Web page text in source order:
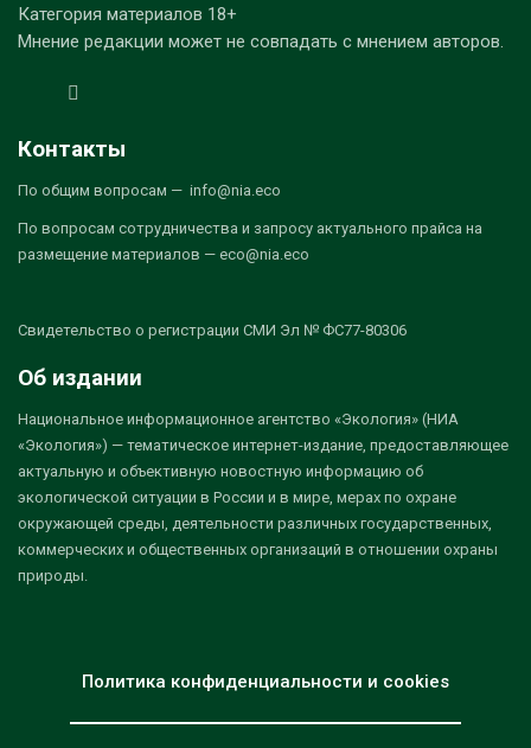
Категория материалов 18+
Мнение редакции может не совпадать с мнением авторов.
Контакты
По общим вопросам — info@nia.eco
По вопросам сотрудничества и запросу актуального прайса на
размещение материалов — eco@nia.eco
Свидетельство о регистрации СМИ Эл № ФС77-80306
Об издании
Национальное информационное агентство «Экология» (НИА
«Экология») — тематическое интернет-издание, предоставляющее
актуальную и объективную новостную информацию об
экологической ситуации в России и в мире, мерах по охране
окружающей среды, деятельности различных государственных,
коммерческих и общественных организаций в отношении охраны
природы.
Политика конфиденциальности и cookies